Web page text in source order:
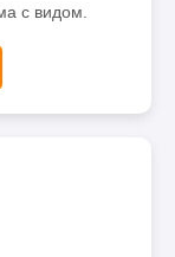
с видом.